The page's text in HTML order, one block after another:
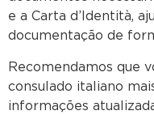
e a Carta d’Identità,
documentação de
Recomendamos que
consulado italiano
informações